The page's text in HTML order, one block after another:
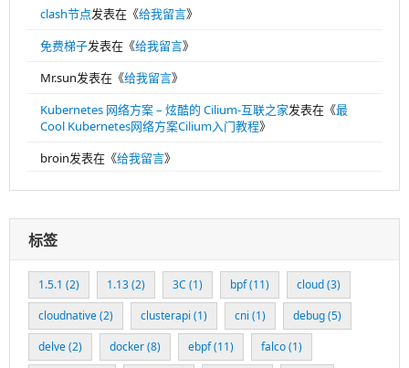
clash节点发表在《给我留言》
免费梯子发表在《给我留言》
Mr.sun发表在《给我留言》
Kubernetes 网络方案 – 炫酷的 Cilium-互联之家发表在《最
Cool Kubernetes网络方案Cilium入门教程》
broin发表在《给我留言》
标签
1.5.1 (2) 1.13(2) 3C (1) bpf(11) cloud(3)
cloudnative(2) clusterapi (1) cni (1) debug(5)
delve(2) docker(8) ebpf(11) falco(1)